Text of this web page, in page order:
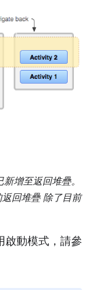
新增至返回堆疊。
回堆疊 除了目前
啟動模式，請參